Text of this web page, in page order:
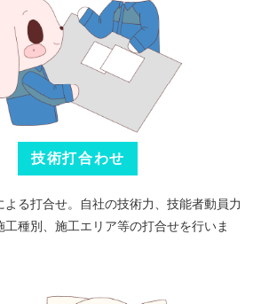
技術打合わせ
よる打合せ。自社の技術力、技能者動員力
工種別、施工エリア等の打合せを行いま